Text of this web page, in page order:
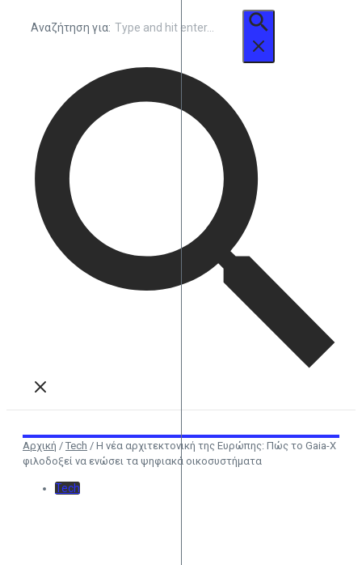
Αναζήτηση για:
Αρχική / Tech / Η νέα αρχιτεκτονική της Ευρώπης: Πώς το Gaia-X
φιλοδοξεί να ενώσει τα ψηφιακά οικοσυστήματα
Tech